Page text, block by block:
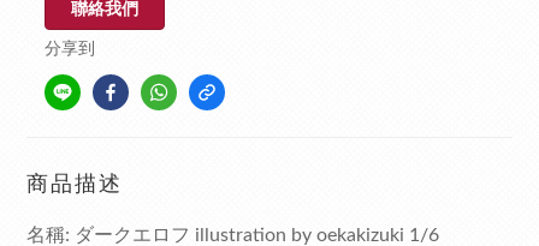
聯絡我們
分享到
商品描述
名稱: ダークエロフ illustration by oekakizuki 1/6